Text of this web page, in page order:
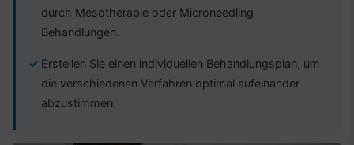
durch Mesotherapie oder Microneedling-
Behandlungen.
Erstellen Sie einen individuellen Behandlungsplan, um
die verschiedenen Verfahren optimal aufeinander
abzustimmen.